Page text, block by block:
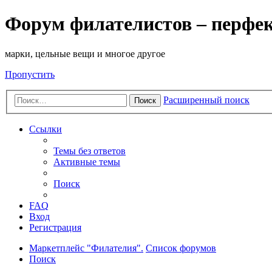
Форум филателистов –
марки, цельные вещи и многое другое
Пропустить
Поиск Расширенный поиск
Ссылки
Темы без ответов
Активные темы
Поиск
FAQ
Вход
Регистрация
Маркетплейс "Филателия". Список форумов
Поиск